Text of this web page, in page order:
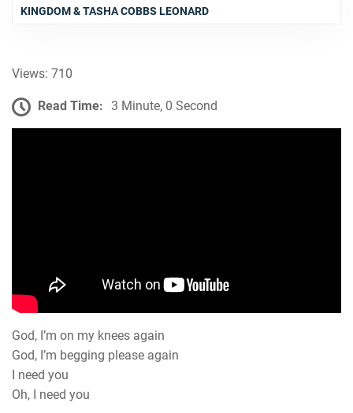
KINGDOM & TASHA COBBS LEONARD
Views: 710
Read Time: 3 Minute, 0 Second
God, I’m on my knees again
God, I’m begging please again
I need you
Oh, I need you